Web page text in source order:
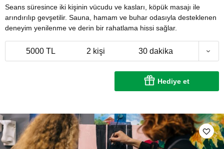
Seans süresince iki kişinin vücudu ve kasları, köpük masajı ile
arındırılıp gevşetilir. Sauna, hamam ve buhar odasıyla desteklenen
deneyim yenilenme ve derin bir rahatlama hissi sağlar.
5000 TL 2 kişi 30 dakika
Hediye et